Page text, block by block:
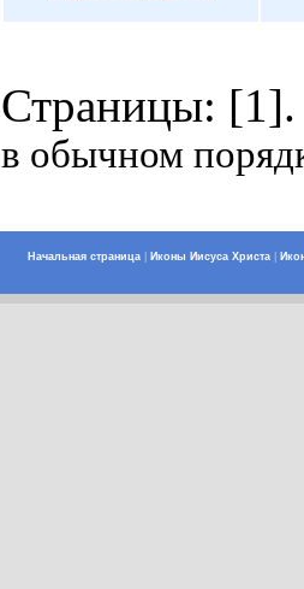
Страницы:
в обычном
Начальная страница| Иконы Иисуса Христа|